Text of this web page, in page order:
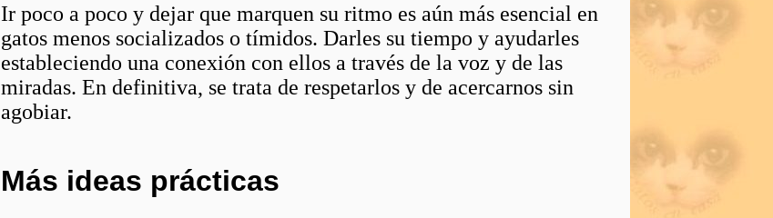
Ir poco a poco y dejar que marquen su ritmo es aún más esencial en
gatos menos socializados o tímidos. Darles su tiempo y ayudarles
estableciendo una conexión con ellos a través de la voz y de las
miradas. En definitiva, se trata de respetarlos y de acercarnos sin
agobiar.
Más ideas prácticas